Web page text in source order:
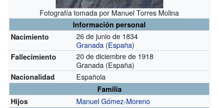
Fotografía tomada por Manuel Torres Molina
Información personal
Nacimiento
26 de junio de 1834
Granada (España)
Fallecimiento
20 de diciembre de 1918
Granada (España)
Nacionalidad Española
Familia
Hijos
Manuel Gómez-Moreno